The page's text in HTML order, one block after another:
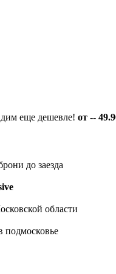
еще дешевле! от --
до заезда
области
подмосковье